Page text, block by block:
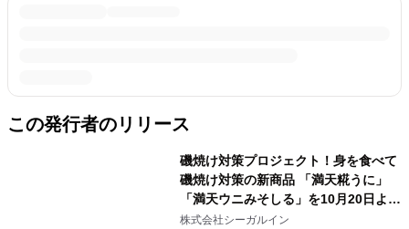
この発行者のリリース
磯焼け対策プロジェクト！身を食べて
磯焼け対策の新商品 「満天糀うに」
「満天ウニみそしる」を10月20日より
販売
株式会社シーガルイン